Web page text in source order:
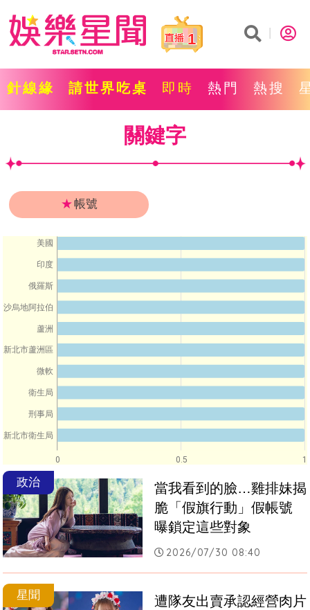
1
針線緣 請世界吃桌 即時 熱門 熱搜
關鍵字
★帳號
0 0.5 1
美國
印度
俄羅斯
沙烏地阿拉伯
蘆洲
新北市蘆洲區
微軟
衛生局
刑事局
新北市衛生局
政治
當我看到的臉…雞排妹揭
脆「假旗行動」假帳號
曝鎖定這些對象
2026/07/30 08:40
星聞
遭隊友出賣承認經營肉片